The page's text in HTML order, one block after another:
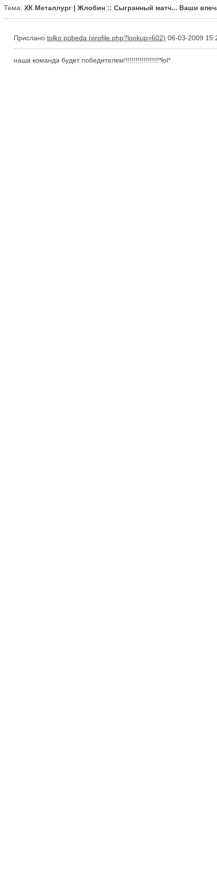
Тема: ХК Металлург | Жлобин :: Сыгранный матч... Ваши
Прислано tolko pobeda 06-03-2009
наша команда будет победителем!!!!!!!!!!!!!!!!!!*lol*